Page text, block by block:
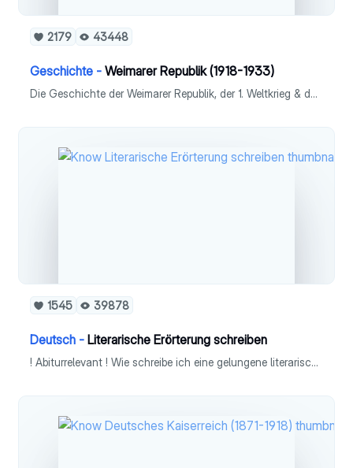
2179 43448
Geschichte - Weimarer Republik (1918-1933)
Die Geschichte der Weimarer Republik, der 1. Weltkrieg & das Scheitern ausführlich erklärt. - Zeitstrahl - Novemberrevolution - Rat der Volksbeauftragten - Parteienspektrum - Weimarer Verfassung - Krisenjahre 1923 - Gesellschaft - Außenpolitik - Scheitern
1545 39878
Deutsch - Literarische Erörterung schreiben
! Abiturrelevant ! Wie schreibe ich eine gelungene literarische Erörterung auf hohem Niveau?